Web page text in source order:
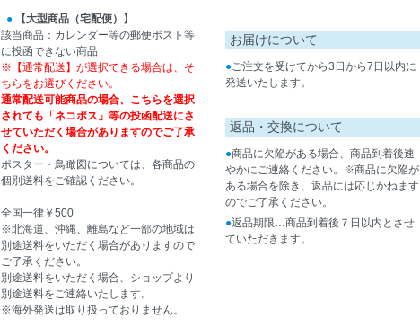
●
【大型商品（宅配便）】
該当商品：カレンダー等の郵便ポスト等
に投函できない商品
※【通常配送】が選択できる場合は、そ
ちらをお選びください。
通常配送可能商品の場合、こちらを選択
されても「ネコポス」等の投函配送にさ
せていただく場合がありますのでご了承
ください。
ポスター・鳥瞰図については、各商品の
個別送料をご確認ください。
全国一律￥500
※北海道、沖縄、離島など一部の地域は
別途送料をいただく場合がありますので
ご了承ください。
別途送料をいただく場合、ショップより
別途送料をご連絡いたします。
※海外発送は取り扱っておりません。
お届けについて
●ご注文を受けてから3日から7日以内に
発送いたします。
返品・交換について
●商品に欠陥がある場合、商品到着後速
やかにご連絡ください。※商品に欠陥が
ある場合を除き、返品には応じかねます
のでご了承ください。
●返品期限…商品到着後７日以内とさせ
ていただきます。